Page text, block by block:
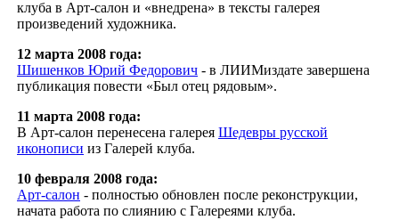
клуба в Арт-салон и «внедрена» в тексты галерея
произведений художника.
12 марта 2008 года:
Шишенков Юрий Федорович - в ЛИИМиздате завершена
публикация повести «Был отец рядовым».
11 марта 2008 года:
В Арт-салон перенесена галерея Шедевры русской
иконописи из Галерей клуба.
10 февраля 2008 года:
Арт-салон - полностью обновлен после реконструкции,
начата работа по слиянию с Галереями клуба.